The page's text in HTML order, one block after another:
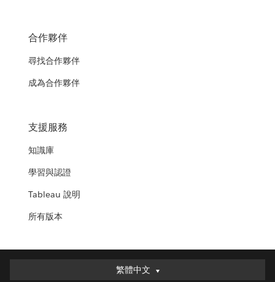
合作夥伴
尋找合作夥伴
成為合作夥伴
支援服務
知識庫
學習與認證
Tableau 說明
所有版本
繁體中文
繁體中文